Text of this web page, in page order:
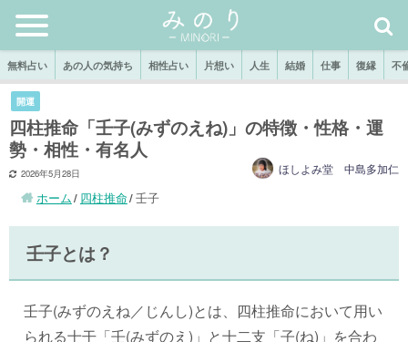
無料占い あの人の気持ち 相性占い 片想い 人生 結婚 仕事 復縁 不
開運
四柱推命「壬子(みずのえね)」の特徴・性格・運
勢・相性・有名人
2026年5月28日 ほしよみ堂 中島多加仁
ホーム 四柱推命 壬子
壬子とは？
壬子(みずのえね／じんし)とは、四柱推命において用い
られる十干「壬(みずのえ)」と十二支「子(ね)」を合わ